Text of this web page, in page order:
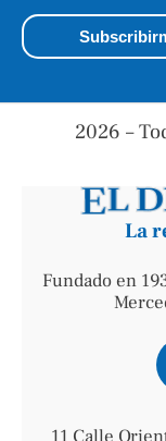
2026 –
La
Fundado en